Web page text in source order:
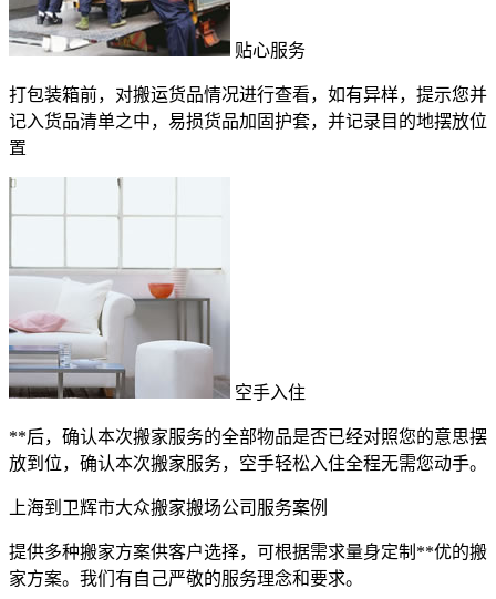
贴心服务
打包装箱前，对搬运货品情况进行查看，如有异样，提示您并
记入货品清单之中，易损货品加固护套，并记录目的地摆放位
置
空手入住
**后，确认本次搬家服务的全部物品是否已经对照您的意思摆
放到位，确认本次搬家服务，空手轻松入住全程无需您动手。
上海到卫辉市大众搬家搬场公司服务案例
提供多种搬家方案供客户选择，可根据需求量身定制**优的搬
家方案。我们有自己严敬的服务理念和要求。